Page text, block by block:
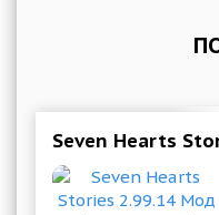
Seven Hearts